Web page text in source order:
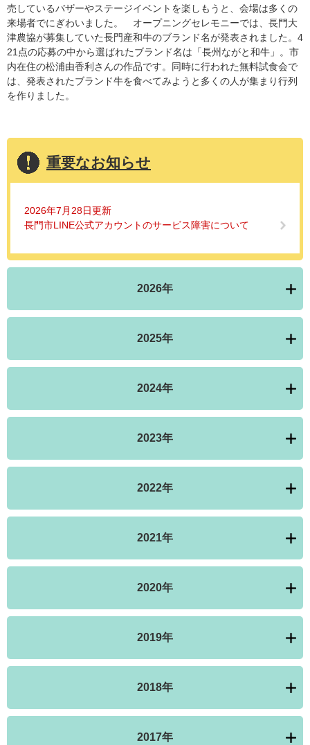
売しているバザーやステージイベントを楽しもうと、会場は多くの
来場者でにぎわいました。 オープニングセレモニーでは、長門大
津農協が募集していた長門産和牛のブランド名が発表されました。4
21点の応募の中から選ばれたブランド名は「長州ながと和牛」。市
内在住の松浦由香利さんの作品です。同時に行われた無料試食会で
は、発表されたブランド牛を食べてみようと多くの人が集まり行列
を作りました。
重要なお知らせ
2026年7月28日更新
長門市LINE公式アカウントのサービス障害について
2026年
2025年
2024年
2023年
2022年
2021年
2020年
2019年
2018年
2017年